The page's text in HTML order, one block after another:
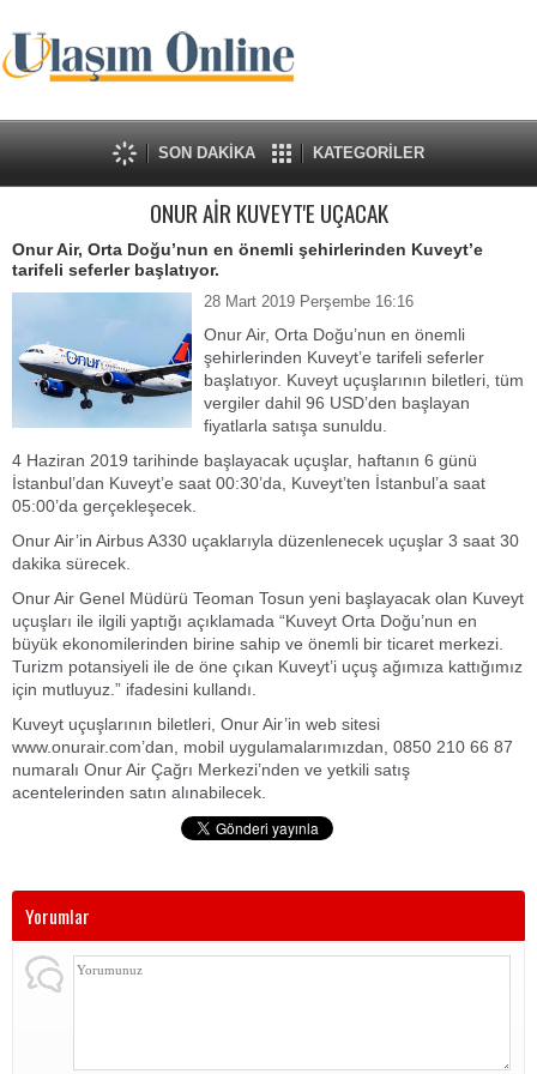
SON DAKİKA KATEGORİLER
ONUR AİR KUVEYT'E UÇACAK
Onur Air, Orta Doğu’nun en önemli şehirlerinden Kuveyt’e
tarifeli seferler başlatıyor.
28 Mart 2019 Perşembe 16:16
Onur Air, Orta Doğu’nun en önemli
şehirlerinden Kuveyt’e tarifeli seferler
başlatıyor. Kuveyt uçuşlarının biletleri, tüm
vergiler dahil 96 USD’den başlayan
fiyatlarla satışa sunuldu.
4 Haziran 2019 tarihinde başlayacak uçuşlar, haftanın 6 günü
İstanbul’dan Kuveyt’e saat 00:30’da, Kuveyt’ten İstanbul’a saat
05:00’da gerçekleşecek.
Onur Air’in Airbus A330 uçaklarıyla düzenlenecek uçuşlar 3 saat 30
dakika sürecek.
Onur Air Genel Müdürü Teoman Tosun yeni başlayacak olan Kuveyt
uçuşları ile ilgili yaptığı açıklamada “Kuveyt Orta Doğu’nun en
büyük ekonomilerinden birine sahip ve önemli bir ticaret merkezi.
Turizm potansiyeli ile de öne çıkan Kuveyt’i uçuş ağımıza kattığımız
için mutluyuz.” ifadesini kullandı.
Kuveyt uçuşlarının biletleri, Onur Air’in web sitesi
www.onurair.com’dan, mobil uygulamalarımızdan, 0850 210 66 87
numaralı Onur Air Çağrı Merkezi’nden ve yetkili satış
acentelerinden satın alınabilecek.
Yorumlar